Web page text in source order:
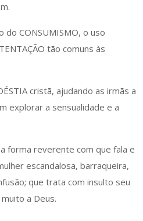
CONSUMISMO, o uso
tão comuns às
cristã, ajudando as irmãs a
explorar a sensualidade e a
forma reverente com que fala e
escandalosa, barraqueira,
que trata com insulto seu
a Deus.